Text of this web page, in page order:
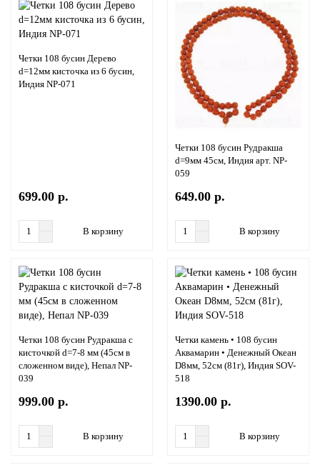
Четки 108 бусин Дерево
d=12мм кисточка из 6 бусин,
Индия NP-071
699.00 р.
В корзину
Четки 108 бусин Рудракша
d=9мм 45см, Индия арт. NP-
059
649.00 р.
В корзину
Четки 108 бусин Рудракша с
кисточкой d=7-8 мм (45см в
сложенном виде), Непал NP-
039
999.00 р.
В корзину
Четки камень • 108 бусин
Аквамарин • Денежный Океан
D8мм, 52см (81г), Индия SOV-
518
1390.00 р.
В корзину